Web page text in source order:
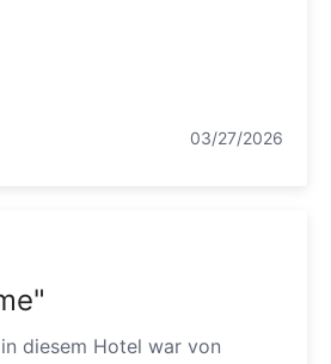
03/27/2026
diesem Hotel war von